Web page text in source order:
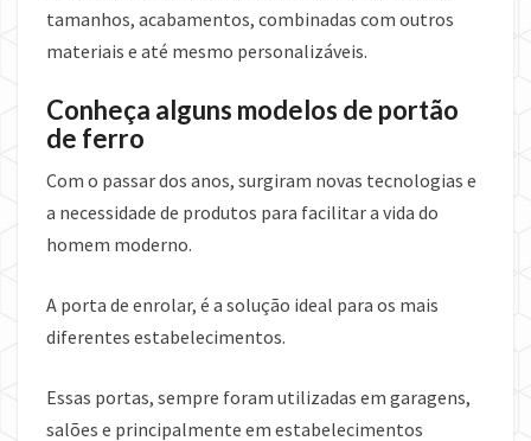
tamanhos, acabamentos, combinadas com outros
materiais e até mesmo personalizáveis.
Conheça alguns modelos de portão
de ferro
Com o passar dos anos, surgiram novas tecnologias e
a necessidade de produtos para facilitar a vida do
homem moderno.
A porta de enrolar, é a solução ideal para os mais
diferentes estabelecimentos.
Essas portas, sempre foram utilizadas em garagens,
salões e principalmente em estabelecimentos